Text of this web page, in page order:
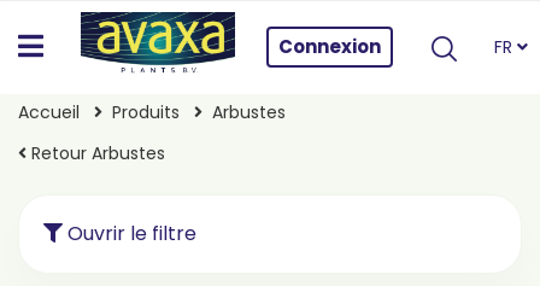
Connexion FR
Accueil Produits
Arbustes
Retour Arbustes
Ouvrir le filtre